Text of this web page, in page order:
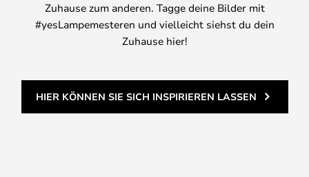
Zuhause zum anderen. Tagge deine Bilder mit
#yesLampemesteren und vielleicht siehst du dein
Zuhause hier!
HIER KÖNNEN SIE SICH INSPIRIEREN LASSEN